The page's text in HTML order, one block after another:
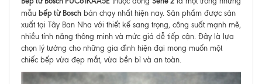
mẫu bếp từ Bosch bán chạy nhất hiện nay. Sản phẩm được sản
xuất tại Tây Ban Nha với thiết kế sang trọng, công suất mạnh mẽ,
nhiều tính năng thông minh và mức giá dễ tiếp cận. Đây là lựa
chọn lý tưởng cho những gia đình hiện đại mong muốn một
chiếc bếp vừa đẹp mắt, vừa bền bỉ và an toàn.